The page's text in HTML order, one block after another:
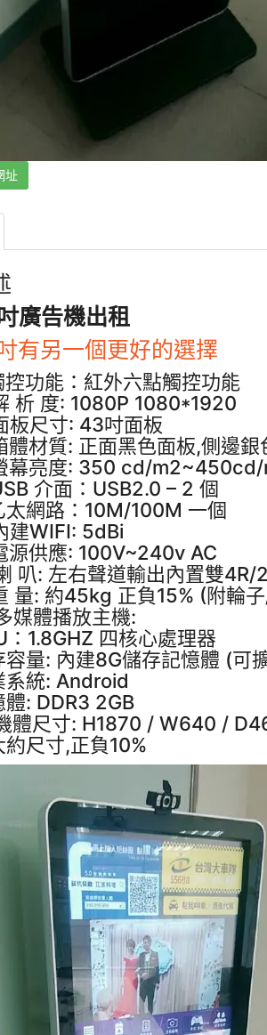
址
廣告機出租
有另一個更好的選擇
控功能：紅外六點觸控功能
析 度: 1080P 1080*1920
板尺寸: 43吋面板
體材質: 正面黑色面板,側邊銀
幕亮度: 350 cd/m2~450cd/
介面：USB2.0 – 2 個
太網路：10M/100M 一個
建WIFI: 5dBi
源供應: 100V~240v AC
叭: 左右聲道輸出內置雙4R/
量: 約45kg 正負15% (附輪
媒體播放主機:
：1.8GHZ 四核心處理器
容量: 內建8G儲存記憶體 (可
系統: Android
體: DDR3 2GB
體尺寸: H1870 / W640 /
約尺寸,正負10%